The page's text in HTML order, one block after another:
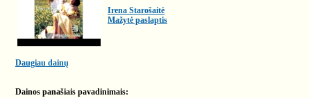
Irena Starošaitė
Mažytė paslaptis
Daugiau dainų
Dainos panašiais pavadinimais: